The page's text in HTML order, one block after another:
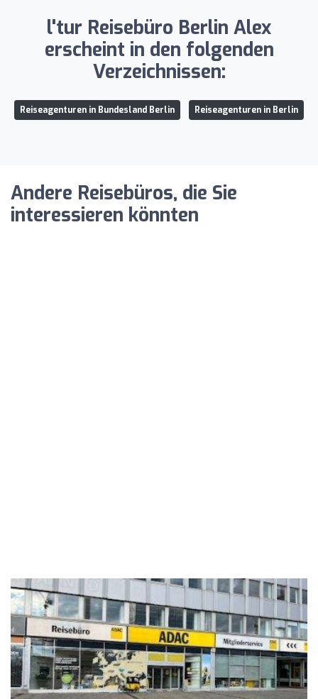
l'tur Reisebüro Berlin Alex
erscheint in den folgenden
Verzeichnissen:
Reiseagenturen in Bundesland Berlin Reiseagenturen in Berlin
Andere Reisebüros, die Sie
interessieren könnten